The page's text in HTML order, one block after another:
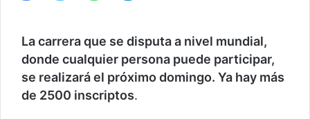
La carrera que se disputa a nivel mundial,
donde cualquier persona puede participar,
se realizará el próximo domingo. Ya hay más
de 2500 inscriptos.